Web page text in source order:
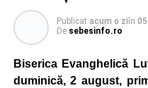
Organizatorii au pregătit
de vârstă, astfel încât
celor aflați la început de
mountain bike. La
Publicat acum o ziîn
De sebesinfo.ro
Biserica Evanghelică
duminică, 2 august,